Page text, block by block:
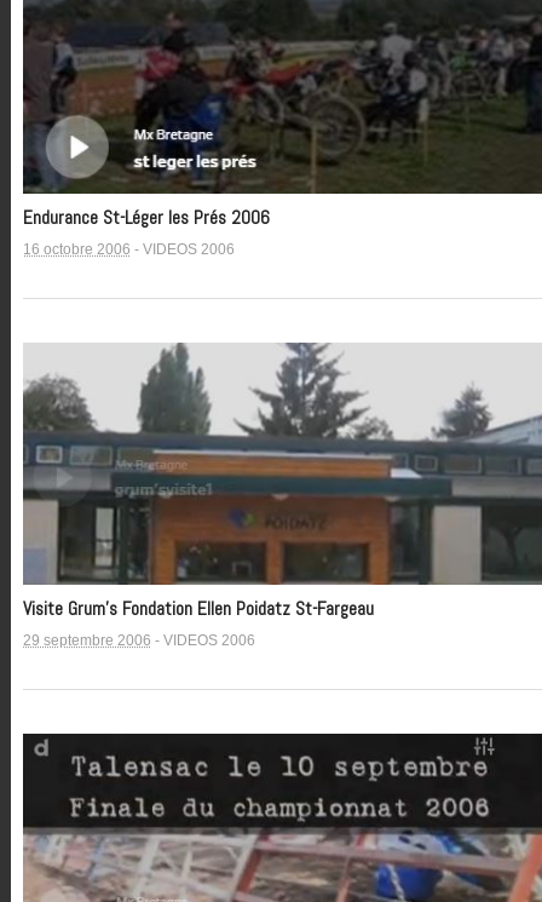
Endurance St-Léger les Prés 2006
16 octobre 2006 - VIDEOS 2006
Visite Grum’s Fondation Ellen Poidatz St-Fargeau
29 septembre 2006 - VIDEOS 2006